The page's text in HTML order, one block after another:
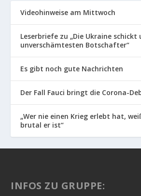
Videohinweise am Mittwoch
Leserbriefe zu „Die Ukraine schickt
unverschämtesten Botschafter“
Es gibt noch gute Nachrichten
Der Fall Fauci bringt die Corona-
„Wer nie einen Krieg erlebt hat,
brutal er ist“
INFOS ZU GRUPPE: